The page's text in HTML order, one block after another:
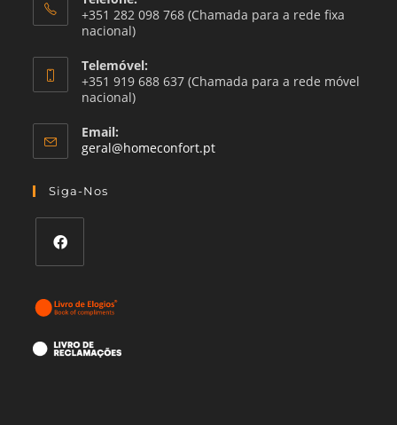
+351 282 098 768 (Chamada para a rede fixa
nacional)
Telemóvel:
+351 919 688 637 (Chamada para a rede móvel
nacional)
Email:
geral@homeconfort.ptAbre
Siga-Nos
em
uma
nova